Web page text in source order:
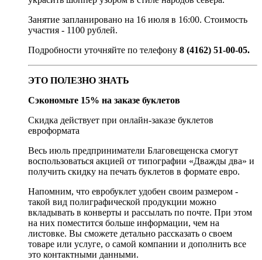
Занятие запланировано на 16 июля в 16:00. Стоимость
участия - 1100 рублей.
Подробности уточняйте по телефону 8 (4162) 51-00-05.
ЭТО ПОЛЕЗНО ЗНАТЬ
Сэкономьте 15% на заказе буклетов
Скидка действует при онлайн-заказе буклетов
евроформата
Весь июль предприниматели Благовещенска смогут
воспользоваться акцией от типографии «Дважды два» и
получить скидку на печать буклетов в формате евро.
Напомним, что евробуклет удобен своим размером -
такой вид полиграфической продукции можно
вкладывать в конверты и рассылать по почте. При этом
на них поместится больше информации, чем на
листовке. Вы сможете детально рассказать о своем
товаре или услуге, о самой компании и дополнить все
это контактными данными.